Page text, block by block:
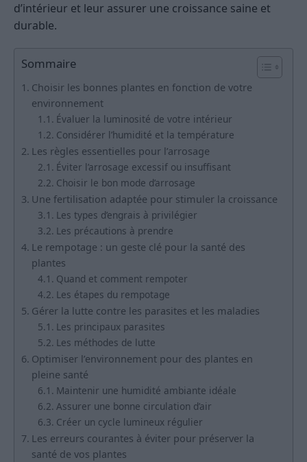
d’intérieur et leur assurer une croissance saine et
durable.
Sommaire
Choisir les bonnes plantes en fonction de votre
environnement
Évaluer la luminosité de votre intérieur
Considérer l’humidité et la température
Les règles essentielles pour l’arrosage
Éviter l’arrosage excessif ou insuffisant
Choisir le bon mode d’arrosage
Une fertilisation adaptée pour stimuler la croissance
Les types d’engrais à privilégier
Les précautions à prendre
Le rempotage : un geste clé pour la santé des
plantes
Quand et comment rempoter
Les étapes du rempotage
Gérer la lutte contre les parasites et les maladies
Les principaux parasites
Les méthodes de lutte
Optimiser l’environnement pour des plantes en
pleine santé
Maintenir une humidité ambiante idéale
Assurer une bonne circulation d’air
Créer un cycle lumineux régulier
Les erreurs courantes à éviter pour préserver la
santé de vos plantes